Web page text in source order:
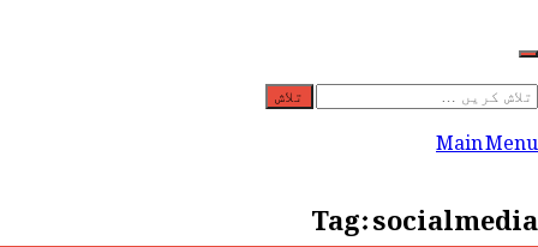
تلاش
کریں
Main Menu
Tag:socialmedia